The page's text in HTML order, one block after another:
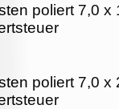
poliert 7,0 x
poliert 7,0 x